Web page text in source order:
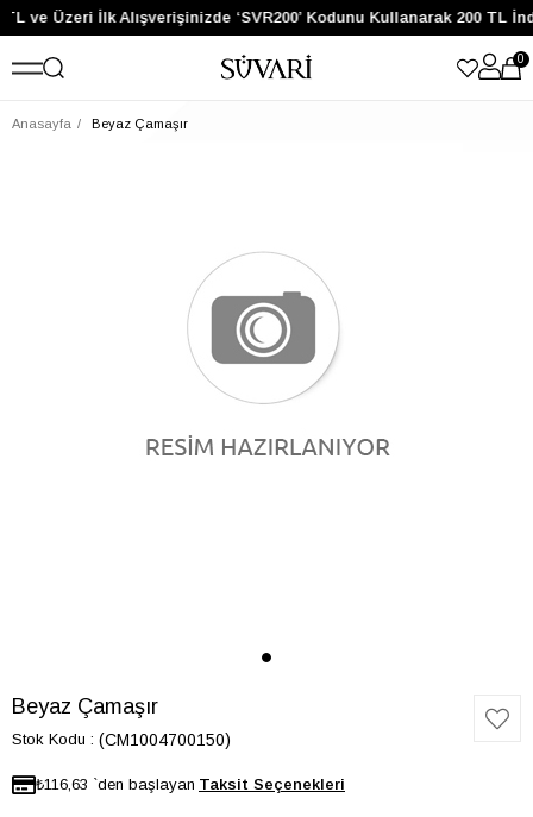
TL ve Üzeri İlk Alışverişinizde ‘SVR200’ Kodunu Kullanarak 200 TL
0
Anasayfa Beyaz Çamaşır
Beyaz Çamaşır
Stok Kodu (CM1004700150)
₺116,63 `den başlayan